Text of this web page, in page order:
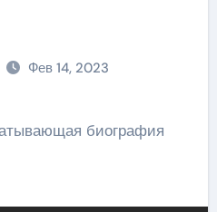
Фев 14, 2023